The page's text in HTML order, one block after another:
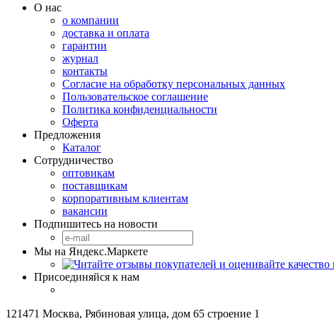
О нас
о компании
доставка и оплата
гарантии
журнал
контакты
Согласие на обработку персональных данных
Пользовательское соглашение
Политика конфиденциальности
Оферта
Предложения
Каталог
Сотрудничество
оптовикам
поставщикам
корпоративным клиентам
вакансии
Подпишитесь на новости
Мы на Яндекс.Маркете
Присоединяйся к нам
121471 Москва, Рябиновая улица, дом 65 строение 1